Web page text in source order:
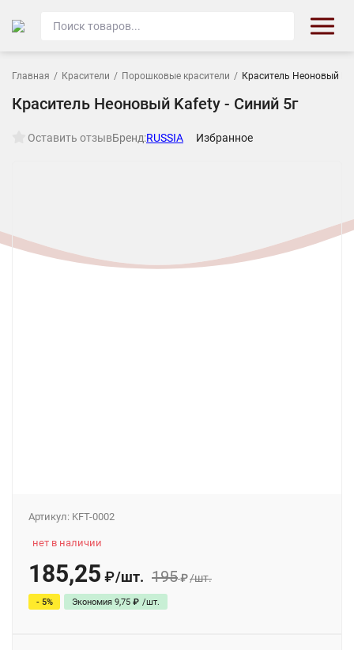
Главная / Красители / Порошковые красители / Краситель Неоновый
Краситель Неоновый Kafety - Синий 5г
Оставить отзывБренд:RUSSIA Избранное
Артикул: KFT-0002
нет в наличии
185,25 ₽/шт. 195₽/шт.
- 5% Экономия 9,75 ₽ /шт.